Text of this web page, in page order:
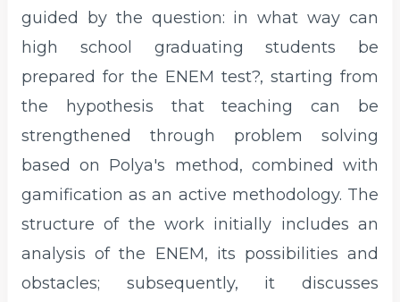
guided by the question: in what way can
high school graduating students be
prepared for the ENEM test?, starting from
the hypothesis that teaching can be
strengthened through problem solving
based on Polya's method, combined with
gamification as an active methodology. The
structure of the work initially includes an
analysis of the ENEM, its possibilities and
obstacles; subsequently, it discusses